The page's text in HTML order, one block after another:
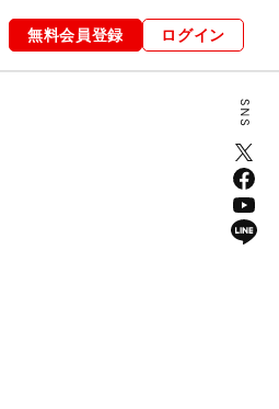
編集部 お知らせ
無料会員登録 ログイン